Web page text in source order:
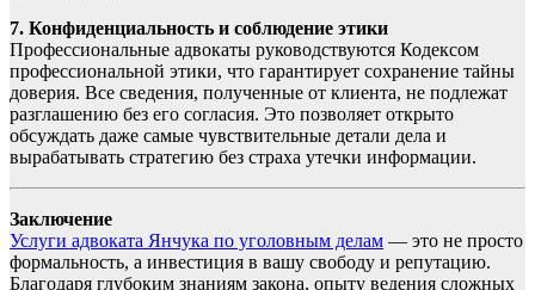
7. Конфиденциальность и соблюдение этики
Профессиональные адвокаты руководствуются Кодексом
профессиональной этики, что гарантирует сохранение тайны
доверия. Все сведения, полученные от клиента, не подлежат
разглашению без его согласия. Это позволяет открыто
обсуждать даже самые чувствительные детали дела и
вырабатывать стратегию без страха утечки информации.
Заключение
Услуги адвоката Янчука по уголовным делам — это не просто
формальность, а инвестиция в вашу свободу и репутацию.
Благодаря глубоким знаниям закона, опыту ведения сложных